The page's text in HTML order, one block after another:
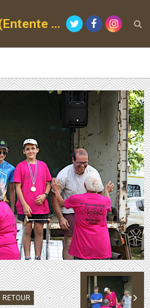
ESF 77 (Entente Sportive de la Forêt)
RETOUR